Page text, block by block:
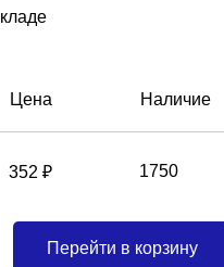
Цена Наличие
352 ₽ 1750
Перейти в корзину